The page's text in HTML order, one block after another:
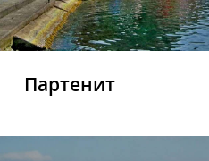
Партенит